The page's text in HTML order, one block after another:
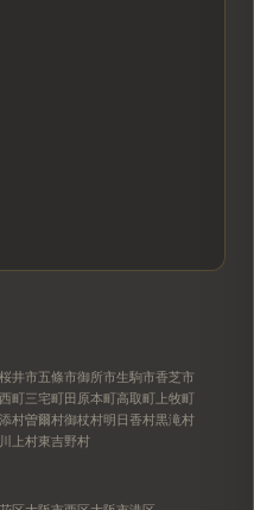
桜井市五條市御所市生駒市香芝市
町三宅町田原本町高取町 上牧町
村曽爾村御杖村明日香村黒滝村
川上村東吉野村